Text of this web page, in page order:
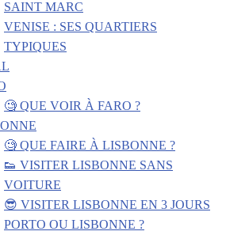
SAINT MARC
VENISE : SES QUARTIERS
TYPIQUES
🧐 QUE VOIR À FARO ?
🧐 QUE FAIRE À LISBONNE ?
👟 VISITER LISBONNE SANS
VOITURE
😎 VISITER LISBONNE EN 3 JOURS
PORTO OU LISBONNE ?